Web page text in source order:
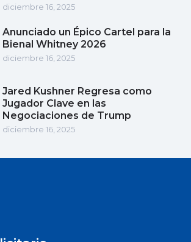
diciembre 16, 2025
Anunciado un Épico Cartel para la
Bienal Whitney 2026
diciembre 16, 2025
Jared Kushner Regresa como
Jugador Clave en las
Negociaciones de Trump
diciembre 16, 2025